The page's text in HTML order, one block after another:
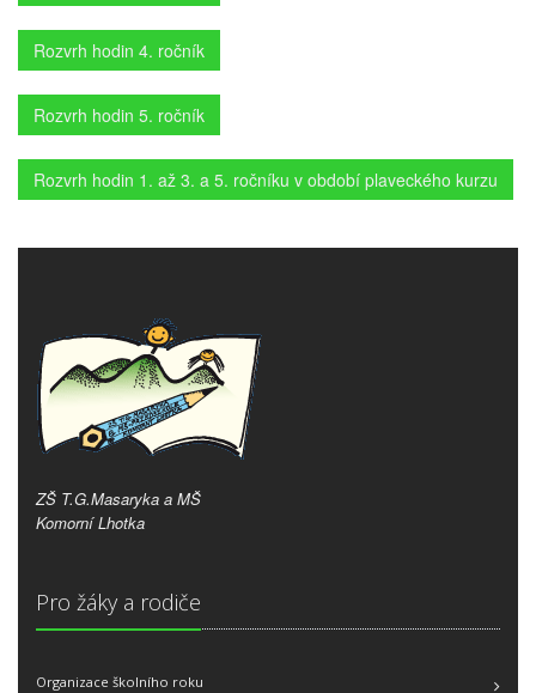
Rozvrh hodin 4. ročník
Rozvrh hodin 5. ročník
Rozvrh hodin 1. až 3. a 5. ročníku v období plaveckého kurzu
ZŠ T.G.Masaryka a MŠ
Komorní Lhotka
Pro žáky a rodiče
Organizace školního roku